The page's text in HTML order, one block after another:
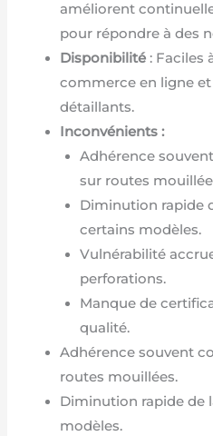
améliorent
pour répondre à des
Disponibilité : Faciles
commerce en ligne
détaillants.
Inconvénients :
Adhérence
sur routes
Diminution rapide
certains modèles.
Vulnérabilité
perforations.
Manque de
qualité.
Adhérence souvent
routes mouillées.
Diminution rapide de
modèles.